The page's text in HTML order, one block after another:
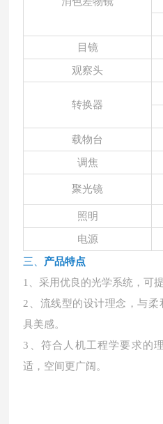
目镜
观察头
转换器
载物台
调焦
聚光镜
照明
电源
三、 产品特点
1、采用优良的光学系统，可
2、流线型的设计理念，与
具美感。
3、符合人机工程学要求的
适，空间更广阔。